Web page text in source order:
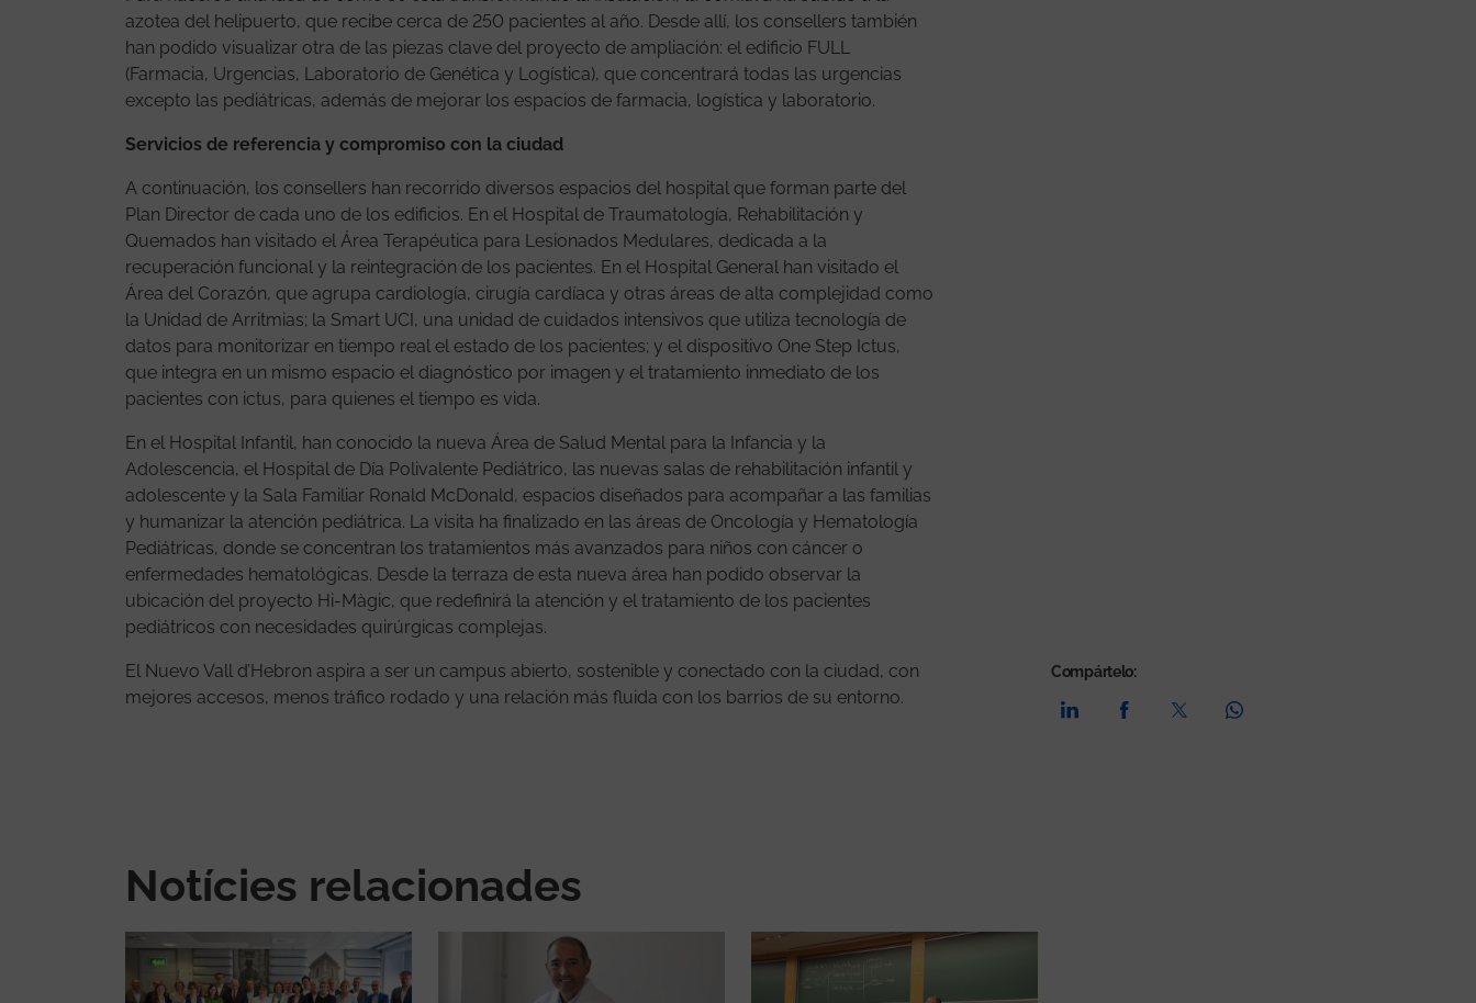
azotea del helipuerto, que recibe cerca de 250 pacientes al año. Desde allí, los consellers también
han podido visualizar otra de las piezas clave del proyecto de ampliación: el edificio FULL
(Farmacia, Urgencias, Laboratorio de Genética y Logística), que concentrará todas las urgencias
excepto las pediátricas, además de mejorar los espacios de farmacia, logística y laboratorio.
Servicios de referencia y compromiso con la ciudad
A continuación, los consellers han recorrido diversos espacios del hospital que forman parte del
Plan Director de cada uno de los edificios. En el Hospital de Traumatología, Rehabilitación y
Quemados han visitado el Área Terapéutica para Lesionados Medulares, dedicada a la
recuperación funcional y la reintegración de los pacientes. En el Hospital General han visitado el
Área del Corazón, que agrupa cardiología, cirugía cardíaca y otras áreas de alta complejidad como
la Unidad de Arritmias; la Smart UCI, una unidad de cuidados intensivos que utiliza tecnología de
datos para monitorizar en tiempo real el estado de los pacientes; y el dispositivo One Step Ictus,
que integra en un mismo espacio el diagnóstico por imagen y el tratamiento inmediato de los
pacientes con ictus, para quienes el tiempo es vida.
En el Hospital Infantil, han conocido la nueva Área de Salud Mental para la Infancia y la
Adolescencia, el Hospital de Día Polivalente Pediátrico, las nuevas salas de rehabilitación infantil y
adolescente y la Sala Familiar Ronald McDonald, espacios diseñados para acompañar a las familias
y humanizar la atención pediátrica. La visita ha finalizado en las áreas de Oncología y Hematología
Pediátricas, donde se concentran los tratamientos más avanzados para niños con cáncer o
enfermedades hematológicas. Desde la terraza de esta nueva área han podido observar la
ubicación del proyecto Hi-Màgic, que redefinirá la atención y el tratamiento de los pacientes
pediátricos con necesidades quirúrgicas complejas.
El Nuevo Vall d’Hebron aspira a ser un campus abierto, sostenible y conectado con la ciudad, con
mejores accesos, menos tráfico rodado y una relación más fluida con los barrios de su entorno.
Compártelo:
Notícies relacionades